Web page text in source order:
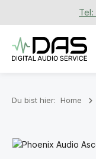
Zum Hauptinhalt
Du bist hier: Home
Bildergalerie